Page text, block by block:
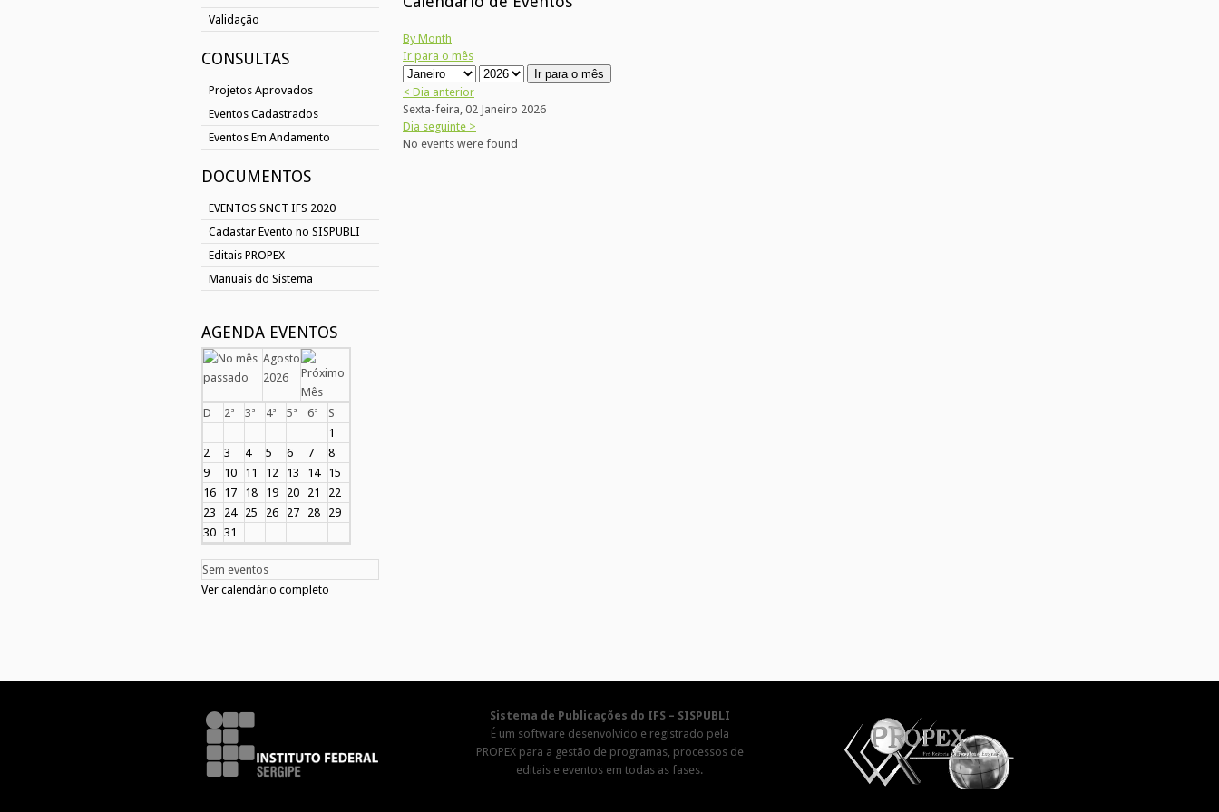
Validação
CONSULTAS
Projetos Aprovados
Eventos Cadastrados
Eventos Em Andamento
DOCUMENTOS
EVENTOS SNCT IFS 2020
Cadastar Evento no SISPUBLI
Editais PROPEX
Manuais do Sistema
AGENDA EVENTOS
Agosto
2026
D 2ª 3ª 4ª 5ª 6ª
S
1
2
3 4 5 6 7
8
9
10 11 12 13 14
15
16
17 18 19 20 21
22
23
24 25 26 27 28
29
30 31
Sem eventos
Ver calendário completo
By Month
Ir para o mês
Ir para o mês
< Dia anterior
Sexta-feira, 02 Janeiro 2026
Dia seguinte >
No events were found
Sistema de Publicações do IFS – SISPUBLI
É um software desenvolvido e registrado pela
PROPEX para a gestão de programas, processos de
editais e eventos em todas as fases.